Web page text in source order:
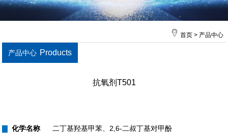
首页> 产品中心
产品中心 Products
抗氧剂T501
化学名称 二丁基羟基甲苯、2,6-二叔丁基对甲酚